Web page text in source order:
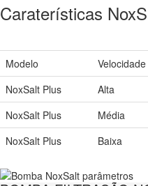
Caraterísticas
Modelo Velocidade
NoxSalt Plus
Alta
NoxSalt Plus
Média
NoxSalt Plus
Baixa